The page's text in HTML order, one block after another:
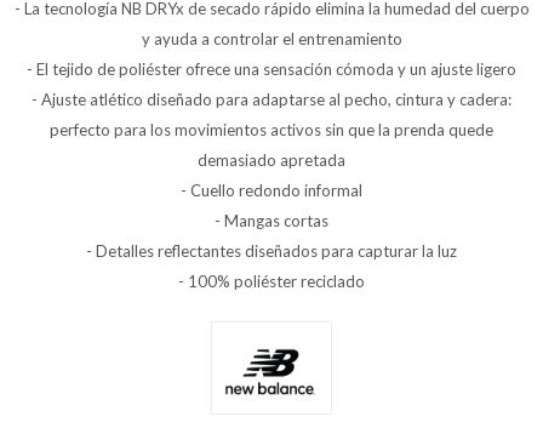
- La tecnología NB DRYx de secado rápido elimina la humedad del cuerpo
y ayuda a controlar el entrenamiento
- El tejido de poliéster ofrece una sensación cómoda y un ajuste ligero
- Ajuste atlético diseñado para adaptarse al pecho, cintura y cadera:
perfecto para los movimientos activos sin que la prenda quede
demasiado apretada
- Cuello redondo informal
- Mangas cortas
- Detalles reflectantes diseñados para capturar la luz
- 100% poliéster reciclado